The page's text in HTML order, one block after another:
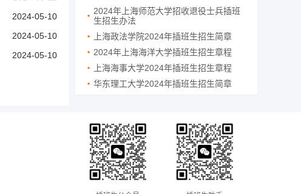
2024-05-10
2024-05-10
2024-05-10
2024年上海师范大学招收退役士兵插班
生招生办法
上海政法学院2024年插班生招生简章
2024年上海海洋大学插班生招生章程
上海海事大学2024年插班生招生章程
华东理工大学2024年插班生招生简章